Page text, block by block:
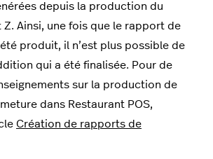
depuis la production du
Ainsi, une fois que le rapport de
produit, il n’est plus possible de
qui a été finalisée. Pour de
sur la production de
dans Restaurant POS,
Création de rapports de